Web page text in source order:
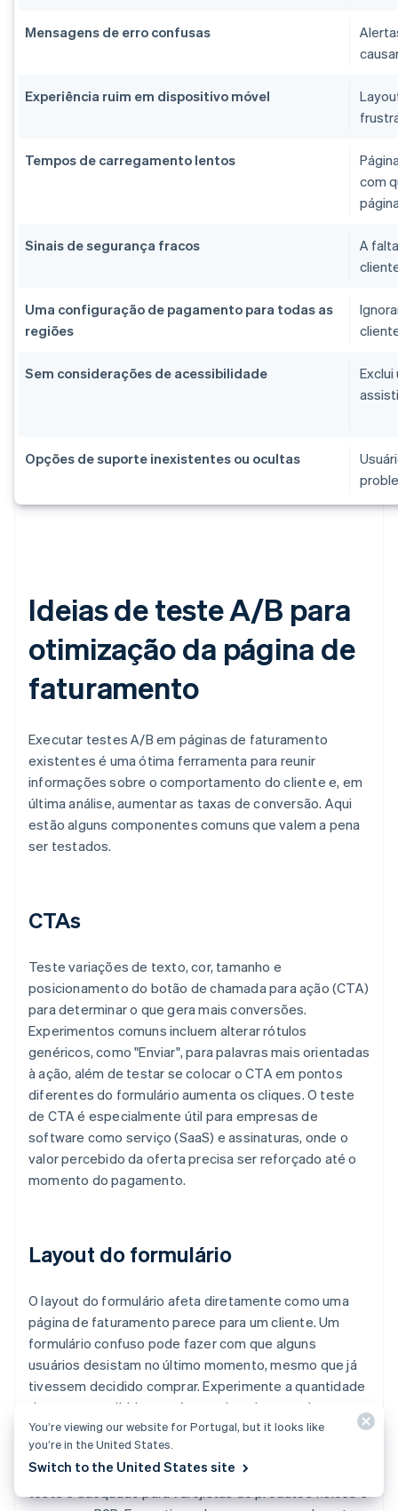
Mensagens de erro confusas
Experiência ruim em dispositivo móvel
Tempos de carregamento lentos
com
Sinais de segurança fracos
A
Uma configuração de pagamento para todas as
regiões
Sem considerações de acessibilidade
Opções de suporte inexistentes ou ocultas
Ideias de teste A/B para
otimização da página de
faturamento
Executar testes A/B em páginas de faturamento
existentes é uma ótima ferramenta para reunir
informações sobre o comportamento do cliente e, em
última análise, aumentar as taxas de conversão. Aqui
estão alguns componentes comuns que valem a pena
ser testados.
CTAs
Teste variações de texto, cor, tamanho e
posicionamento do botão de chamada para ação (CTA)
para determinar o que gera mais conversões.
Experimentos comuns incluem alterar rótulos
genéricos, como "Enviar", para palavras mais orientadas
à ação, além de testar se colocar o CTA em pontos
diferentes do formulário aumenta os cliques. O teste
de CTA é especialmente útil para empresas de
software como serviço (SaaS) e assinaturas, onde o
valor percebido da oferta precisa ser reforçado até o
momento do pagamento.
Layout do formulário
O layout do formulário afeta diretamente como uma
página de faturamento parece para um cliente. Um
formulário confuso pode fazer com que alguns
usuários desistam no último momento, mesmo que já
tivessem decidido comprar. Experimente a quantidade
de campos exibidos, o número de colunas no layout e a
ordem dos campos no formulário. Teste se dividir o
formulário em várias etapas reduz a desistência em
comparação a mostrar tudo de uma vez. Esse tipo de
teste é adequado para varejistas de produtos físicos e
You’re viewing our website for Portugal, but it looks like
you’re in the United States.
Switch to the United States site